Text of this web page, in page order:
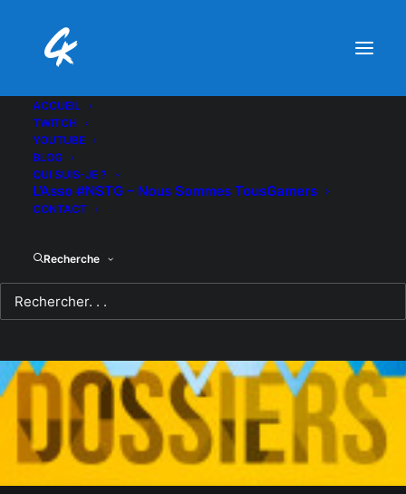
ACCUEIL
TWITCH
YOUTUBE
BLOG
QUI SUIS-JE ?
L’Asso #NSTG – Nous Sommes TousGamers
CONTACT
Recherche